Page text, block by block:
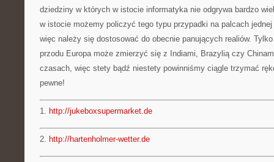
dziedziny w których w istocie informatyka nie odgrywa bardzo
w istocie możemy policzyć tego typu przypadki na palcach
więc należy się dostosować do obecnie panujących realiów.
przodu Europa może zmierzyć się z Indiami, Brazylią czy
czasach, więc stety bądź niestety powinniśmy ciągle trzymać
pewne!
1. http://jukeboxsupermarket.de
2. http://hartenholmer-wetter.de